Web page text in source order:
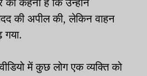
का कहना है कि उन्होंने
की अपील की, लेकिन वाहन
में कुछ लोग एक व्यक्ति को